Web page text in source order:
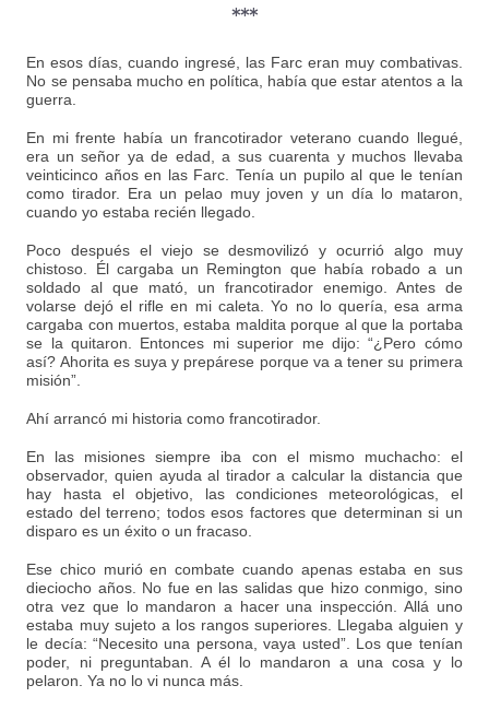
***
En esos días, cuando ingresé, las Farc eran muy combativas.
No se pensaba mucho en política, había que estar atentos a la
guerra.
En mi frente había un francotirador veterano cuando llegué,
era un señor ya de edad, a sus cuarenta y muchos llevaba
veinticinco años en las Farc. Tenía un pupilo al que le tenían
como tirador. Era un pelao muy joven y un día lo mataron,
cuando yo estaba recién llegado.
Poco después el viejo se desmovilizó y ocurrió algo muy
chistoso. Él cargaba un Remington que había robado a un
soldado al que mató, un francotirador enemigo. Antes de
volarse dejó el rifle en mi caleta. Yo no lo quería, esa arma
cargaba con muertos, estaba maldita porque al que la portaba
se la quitaron. Entonces mi superior me dijo: “¿Pero cómo
así? Ahorita es suya y prepárese porque va a tener su primera
misión”.
Ahí arrancó mi historia como francotirador.
En las misiones siempre iba con el mismo muchacho: el
observador, quien ayuda al tirador a calcular la distancia que
hay hasta el objetivo, las condiciones meteorológicas, el
estado del terreno; todos esos factores que determinan si un
disparo es un éxito o un fracaso.
Ese chico murió en combate cuando apenas estaba en sus
dieciocho años. No fue en las salidas que hizo conmigo, sino
otra vez que lo mandaron a hacer una inspección. Allá uno
estaba muy sujeto a los rangos superiores. Llegaba alguien y
le decía: “Necesito una persona, vaya usted”. Los que tenían
poder, ni preguntaban. A él lo mandaron a una cosa y lo
pelaron. Ya no lo vi nunca más.